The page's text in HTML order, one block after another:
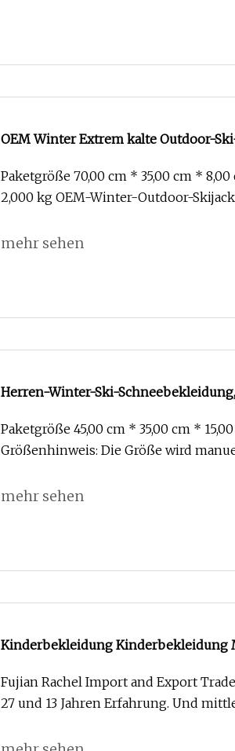
OEM Winter Extrem kalte Outdoor-
Paketgröße 70,00 cm * 35,00 cm *
2,000 kg OEM-Winter-Outdoor-
mehr sehen
Herren-Winter-Ski-
Paketgröße 45,00 cm * 35,00 cm *
Größenhinweis: Die Größe wird
mehr sehen
Kinderbekleidung Kinderbekleidung
Fujian Rachel Import and Export
27 und 13 Jahren